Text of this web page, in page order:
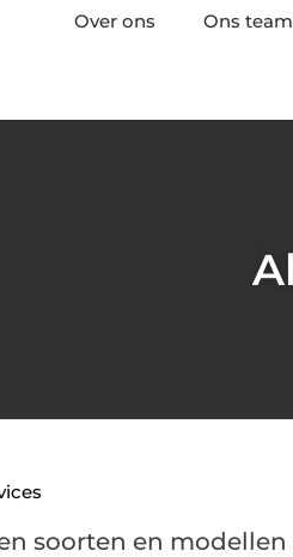
Over ons Ons team
soorten en modellen